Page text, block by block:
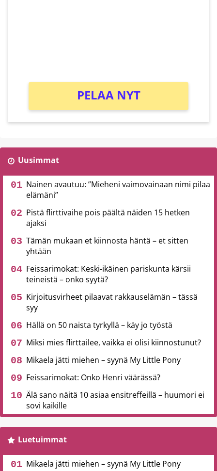
PELAA NYT
Uusimmat
Nainen avautuu: ”Mieheni vaimovainaan nimi pilaa
elämäni”
Pistä flirttivaihe pois päältä näiden 15 hetken
ajaksi
Tämän mukaan et kiinnosta häntä – et sitten
yhtään
Feissarimokat: Keski-ikäinen pariskunta kärsii
teineistä – onko syytä?
Kirjoitusvirheet pilaavat rakkauselämän – tässä
syy
Hällä on 50 naista tyrkyllä – käy jo työstä
Miksi mies flirttailee, vaikka ei olisi kiinnostunut?
Mikaela jätti miehen – syynä My Little Pony
Feissarimokat: Onko Henri väärässä?
Älä sano näitä 10 asiaa ensitreffeillä – huumori ei
sovi kaikille
Luetuimmat
Mikaela jätti miehen – syynä My Little Pony